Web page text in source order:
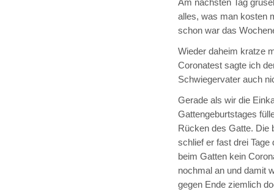
Am nächsten Tag
alles, was man kosten
schon war das
Wieder daheim kratze
Coronatest sagte ich
Schwiegervater auch
Gerade als wir die
Gattengeburtstages
Rücken des Gatte. Die
schlief er fast drei Tage
beim Gatten kein
nochmal an und damit
gegen Ende ziemlich